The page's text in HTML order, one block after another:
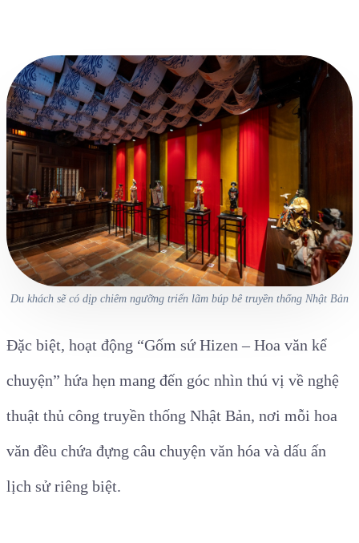
Du khách sẽ có dịp chiêm ngưỡng triển lãm búp bê truyền thống Nhật Bản
Đặc biệt, hoạt động “Gốm sứ Hizen – Hoa văn kể
chuyện” hứa hẹn mang đến góc nhìn thú vị về nghệ
thuật thủ công truyền thống Nhật Bản, nơi mỗi hoa
văn đều chứa đựng câu chuyện văn hóa và dấu ấn
lịch sử riêng biệt.